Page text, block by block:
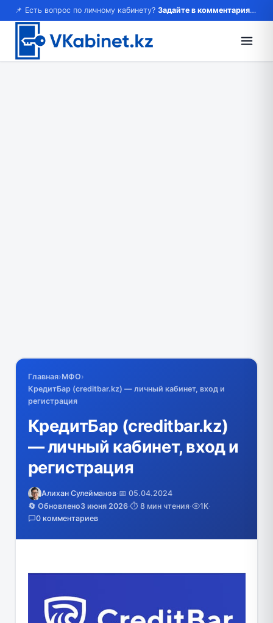
📌 Есть вопрос по личному кабинету? Задайте в комментариях — ответим!
Главная›МФО›
КредитБар (creditbar.kz) — личный кабинет, вход и
регистрация
КредитБар (creditbar.kz)
— личный кабинет, вход и
регистрация
Алихан Сулейманов·📅 05.04.2024
🔄 Обновлено3 июня 2026·⏱️ 8 мин чтения· 1K·
0 комментариев